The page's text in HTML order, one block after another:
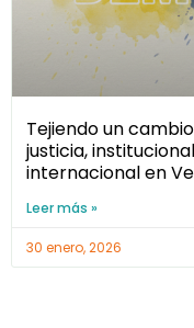
Tejiendo un
justicia,
internacional en
Leer más »
30 enero, 2026